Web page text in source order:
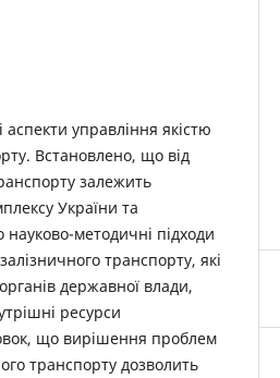
управління якістю
Встановлено, що від
залежить
України та
методичні підходи
транспорту, які
державної влади,
ресурси
що вирішення проблем
транспорту дозволить